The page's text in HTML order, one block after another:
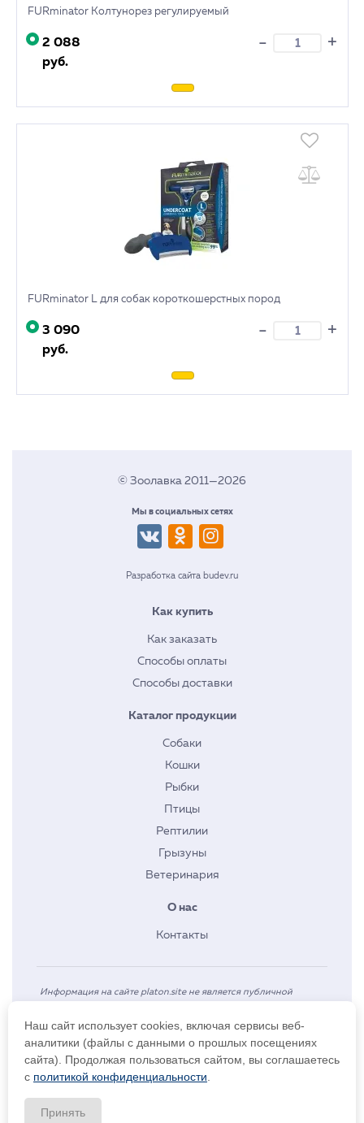
FURminator Колтунорез регулируемый
2 088
руб.
- +
FURminator L для собак короткошерстных пород
3 090
руб.
- +
© Зоолавка 2011—2026
Мы в социальных сетях
Разработка сайта budev.ru
Как купить
Как заказать
Способы оплаты
Способы доставки
Каталог продукции
Собаки
Кошки
Рыбки
Птицы
Рептилии
Грызуны
Ветеринария
О нас
Контакты
Информация на сайте platon.site не является публичной
заказа через интернет-магазин platon.site Телефон: +7 923 464
0343
Наш сайт использует cookies, включая сервисы веб-
аналитики (файлы с данными о прошлых посещениях
сайта). Продолжая пользоваться сайтом, вы соглашаетесь
с политикой конфиденциальности
Принять